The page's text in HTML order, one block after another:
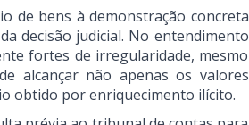
de bens à demonstração concreta
decisão judicial. No entendimento
fortes de irregularidade, mesmo
alcançar não apenas os valores
obtido por enriquecimento ilícito.